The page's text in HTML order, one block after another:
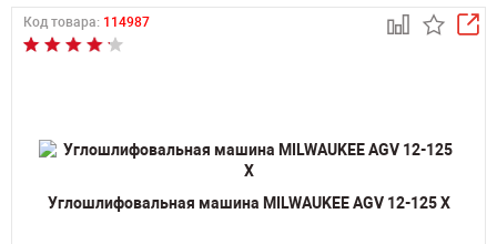
Код товара: 114987
Углошлифовальная машина MILWAUKEE AGV 12-125 X